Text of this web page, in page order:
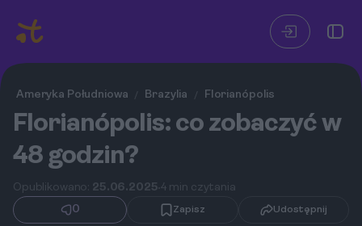
Ameryka Południowa / Brazylia / Florianópolis
Florianópolis: co zobaczyć w
48 godzin?
Opublikowano: 25.06.2025 4 min czytania
0
Zapisz Udostępnij